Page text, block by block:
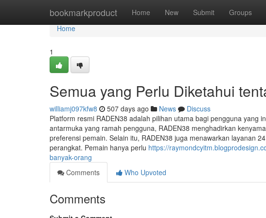
bookmarkproduct Home New Submit Groups
Home
Home
1
Semua yang Perlu Diketahui
williamj097kfw8 507 days ago News
Discuss
Platform resmi RADEN38 adalah pilihan utama bagi pengguna yang
antarmuka yang ramah pengguna, RADEN38 menghadirkan
preferensi pemain. Selain itu, RADEN38 juga menawarkan layanan
perangkat. Pemain hanya perlu https://
banyak-orang
Comments
Who Upvoted
Comments